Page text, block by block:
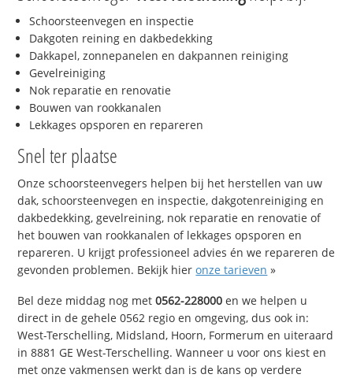
Schoorsteenvegen en inspectie
Dakgoten reining en dakbedekking
Dakkapel, zonnepanelen en dakpannen reiniging
Gevelreiniging
Nok reparatie en renovatie
Bouwen van rookkanalen
Lekkages opsporen en repareren
Snel ter plaatse
Onze schoorsteenvegers helpen bij het herstellen van uw
dak, schoorsteenvegen en inspectie, dakgotenreiniging en
dakbedekking, gevelreining, nok reparatie en renovatie of
het bouwen van rookkanalen of lekkages opsporen en
repareren. U krijgt professioneel advies én we repareren de
gevonden problemen. Bekijk hieronze tarieven »
Bel deze middag nog met0562-228000 en we helpen u
direct in de gehele 0562 regio en omgeving, dus ook in:
West-Terschelling, Midsland, Hoorn, Formerum en uiteraard
in 8881 GE West-Terschelling. Wanneer u voor ons kiest en
met onze vakmensen werkt dan is de kans op verdere